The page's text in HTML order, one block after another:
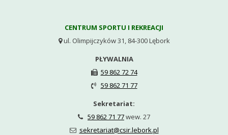
CENTRUM SPORTU I REKREACJI
ul. Olimpijczyków 31, 84-300 Lębork
PŁYWALNIA
 59 862 72 74

59 862 71 77
Sekretariat:
 59 862 71 77wew. 27
 sekretariat@csir.lebork.pl